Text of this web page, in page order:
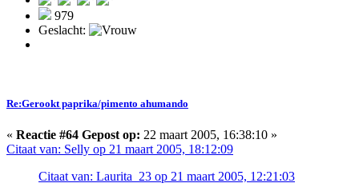
979
Geslacht:
Re:Gerookt paprika/pimento ahumando
« Reactie #64 Gepost op: 22 maart 2005, 16:38:10 »
Citaat van: Selly op 21 maart 2005, 18:12:09
Citaat van: Laurita_23 op 21 maart 2005, 12:21:03